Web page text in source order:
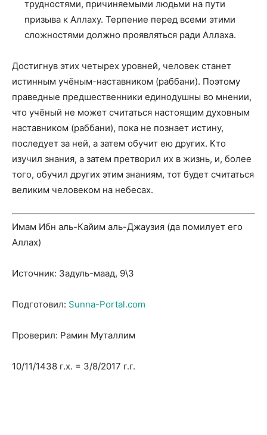
трудностями, причиняемыми людьми на пути
призыва к Аллаху. Терпение перед всеми этими
сложностями должно проявляться ради Аллаха.
Достигнув этих четырех уровней, человек станет
истинным учёным-наставником (раббани). Поэтому
праведные предшественники единодушны во мнении,
что учёный не может считаться настоящим духовным
наставником (раббани), пока не познает истину,
последует за ней, а затем обучит ею других. Кто
изучил знания, а затем претворил их в жизнь, и, более
того, обучил других этим знаниям, тот будет считаться
великим человеком на небесах.
Имам Ибн аль-Кайим аль-Джаузия (да помилует его
Аллах)
Источник: Задуль-маад, 9\3
Подготовил: Sunna-Portal.com
Проверил: Рамин Муталлим
10/11/1438 г.х. = 3/8/2017 г.г.